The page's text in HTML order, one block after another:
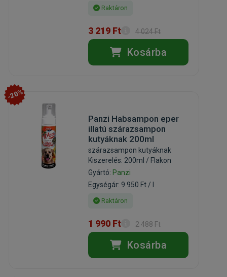
Raktáron
3 219 Ft 4 024 Ft
Kosárba
-20%
Panzi Habsampon eper
illatú szárazsampon
kutyáknak 200ml
szárazsampon kutyáknak
Kiszerelés: 200ml / Flakon
Gyártó: Panzi
Egységár: 9 950 Ft / l
Raktáron
1 990 Ft 2 488 Ft
Kosárba